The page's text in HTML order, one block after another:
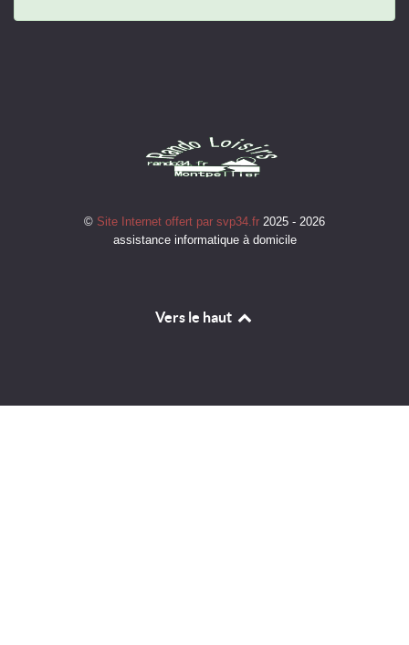
© Site Internet offert par svp34.fr 2025 - 2026
assistance informatique à domicile
Vers le haut